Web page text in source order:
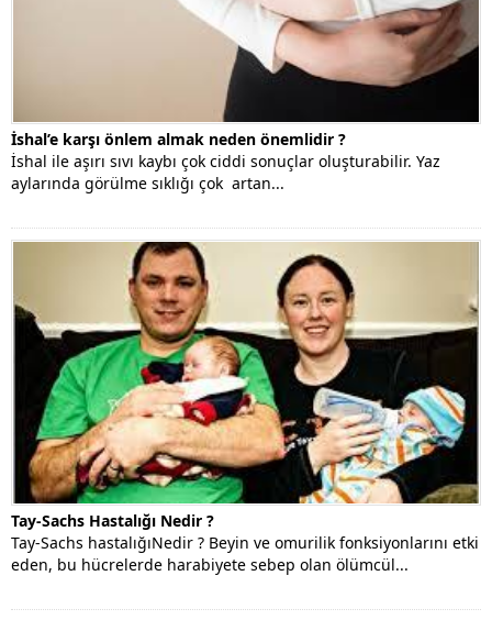
İshal’e karşı önlem almak neden önemlidir ?
İshal ile aşırı sıvı kaybı çok ciddi sonuçlar oluşturabilir. Yaz
aylarında görülme sıklığı çok artan...
Tay-Sachs Hastalığı Nedir ?
Tay-Sachs hastalığıNedir ? Beyin ve omurilik fonksiyonlarını etki
eden, bu hücrelerde harabiyete sebep olan ölümcül...